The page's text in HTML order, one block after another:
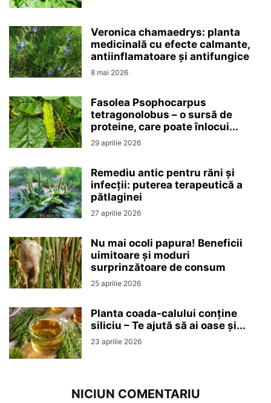
Veronica chamaedrys: planta
medicinală cu efecte calmante,
antiinflamatoare și antifungice
8 mai 2026
Fasolea Psophocarpus
tetragonolobus – o sursă de
proteine, care poate înlocui...
29 aprilie 2026
Remediu antic pentru răni și
infecții: puterea terapeutică a
pătlaginei
27 aprilie 2026
Nu mai ocoli papura! Beneficii
uimitoare și moduri
surprinzătoare de consum
25 aprilie 2026
Planta coada-calului conține
siliciu – Te ajută să ai oase și...
23 aprilie 2026
NICIUN COMENTARIU